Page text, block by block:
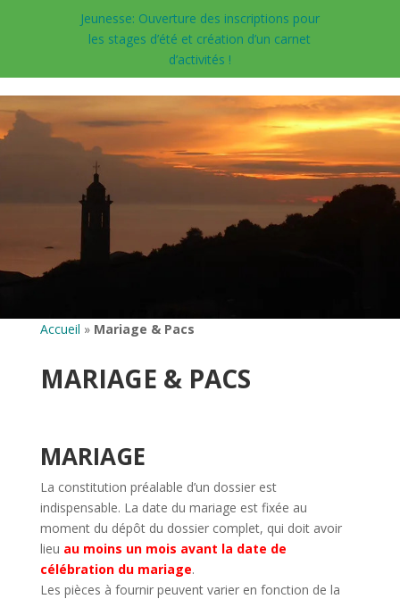
Jeunesse: Ouverture des inscriptions pour
les stages d’été et création d’un carnet
d’activités !
Accueil » Mariage & Pacs
MARIAGE & PACS
MARIAGE
La constitution préalable d’un dossier est
indispensable. La date du mariage est fixée au
moment du dépôt du dossier complet, qui doit avoir
lieu au moins un mois avant la date de
célébration du mariage.
Les pièces à fournir peuvent varier en fonction de la